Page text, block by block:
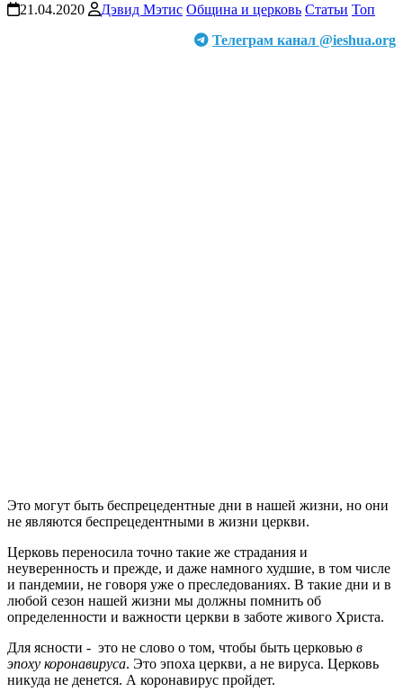
21.04.2020 Дэвид Мэтис Община и церковь Статьи Топ
Телеграм канал @ieshua.org
Это могут быть беспрецедентные дни в нашей жизни, но они
не являются беспрецедентными в жизни церкви.
Церковь переносила точно такие же страдания и
неуверенность и прежде, и даже намного худшие, в том числе
и пандемии, не говоря уже о преследованиях. В такие дни и в
любой сезон нашей жизни мы должны помнить об
определенности и важности церкви в заботе живого Христа.
Для ясности - это не слово о том, чтобы быть церковью в
эпоху коронавируса. Это эпоха церкви, а не вируса. Церковь
никуда не денется. А коронавирус пройдет.